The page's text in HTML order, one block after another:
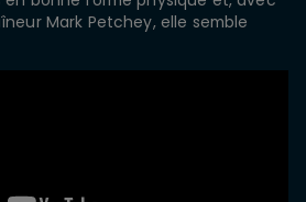
Mark Petchey, elle semble